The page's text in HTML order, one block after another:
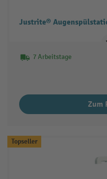
Justrite®
7 Arbeitstage
Zum
Topseller